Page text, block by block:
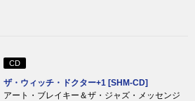
CD
ザ・ウィッチ・ドクター+1 [SHM-CD]
アート・ブレイキー＆ザ・ジャズ・メッセンジ